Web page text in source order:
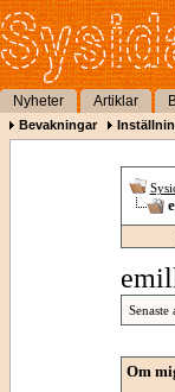
Nyheter Artiklar
Bevakningar
Senaste
Om